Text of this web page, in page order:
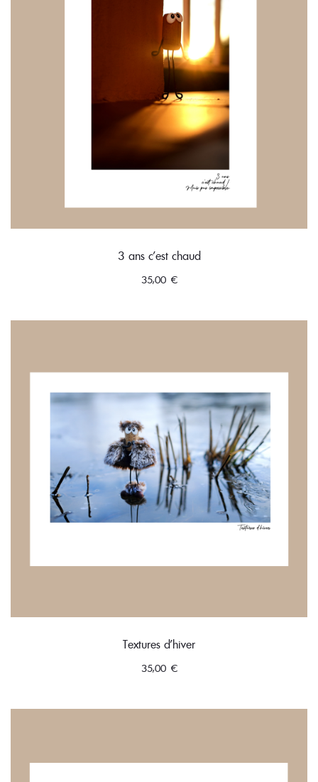
3 ans c’est chaud
35,00 €
Textures d’hiver
35,00 €